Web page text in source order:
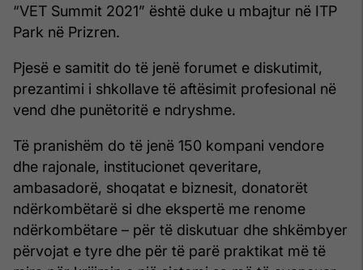
“VET Summit 2021” është duke u mbajtur në ITP
Park në Prizren.
Pjesë e samitit do të jenë forumet e diskutimit,
prezantimi i shkollave të aftësimit profesional në
vend dhe punëtoritë e ndryshme.
Të pranishëm do të jenë 150 kompani vendore
dhe rajonale, institucionet qeveritare,
ambasadorë, shoqatat e biznesit, donatorët
ndërkombëtarë si dhe ekspertë me renome
ndërkombëtare – për të diskutuar dhe shkëmbyer
përvojat e tyre dhe për të parë praktikat më të